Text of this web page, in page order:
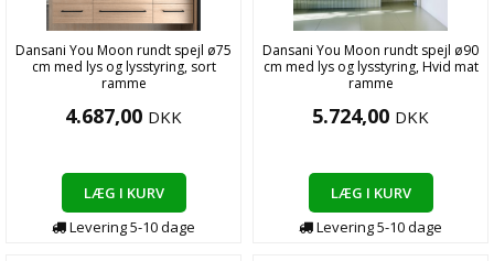
Dansani You Moon rundt spejl ø75
cm med lys og lysstyring, sort
ramme
4.687,00 DKK
LÆG I KURV
Levering5-10dage
Dansani You Moon rundt spejl ø90
cm med lys og lysstyring, Hvid mat
ramme
5.724,00 DKK
LÆG I KURV
Levering5-10dage